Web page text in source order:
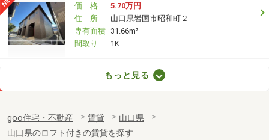
価 格
5.70万円
住 所
山口県岩国市昭和町２
専有面積 31.66m²
間取り
1K
専有面積
57.22m²
間取り
2LDK
もっと見る
goo住宅・不動産 賃貸
山口県
山口県のロフト付きの賃貸を探す